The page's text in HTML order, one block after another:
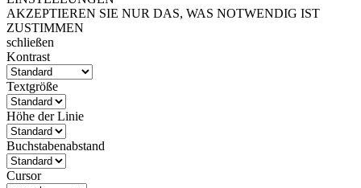
AKZEPTIEREN SIE NUR DAS, WAS NOTWENDIG IST
ZUSTIMMEN
schließen
Kontrast
Textgröße
Höhe der Linie
Buchstabenabstand
Cursor